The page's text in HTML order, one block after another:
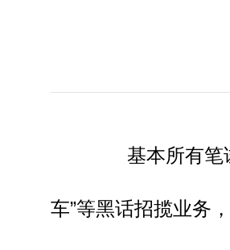
基本所有笔试
车”等黑话招揽业务